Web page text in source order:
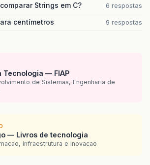
Strings em C? 6 respostas
centímetros 9 respostas
Tecnologia — FIAP
de Sistemas, Engenharia de
— Livros de tecnologia
infraestrutura e inovacao